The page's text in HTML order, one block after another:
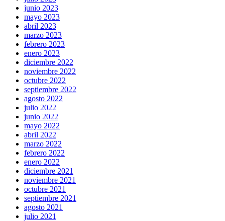
junio 2023
mayo 2023
abril 2023
marzo 2023
febrero 2023
enero 2023
diciembre 2022
noviembre 2022
octubre 2022
septiembre 2022
agosto 2022
julio 2022
junio 2022
mayo 2022
abril 2022
marzo 2022
febrero 2022
enero 2022
diciembre 2021
noviembre 2021
octubre 2021
septiembre 2021
agosto 2021
julio 2021